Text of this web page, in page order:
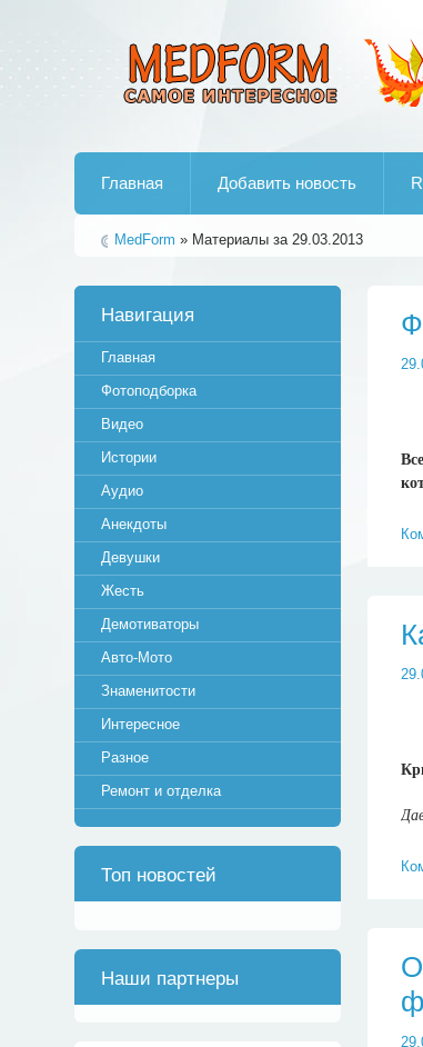
Главная Добавить новость
MedForm » Материалы за 29.03.2013
Навигация
Главная
Фотоподборка
Видео
Истории
Аудио
Анекдоты
Девушки
Жесть
Демотиваторы
Авто-Мото
Знаменитости
Интересное
Разное
Ремонт и отделка
Топ новостей
Наши партнеры